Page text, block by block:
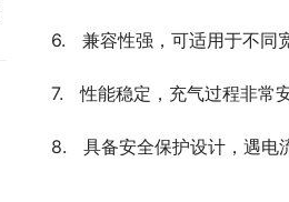
6.   兼容性强，可适用于不同
7.   性能稳定，充气过程非常
8.   具备安全保护设计，遇电